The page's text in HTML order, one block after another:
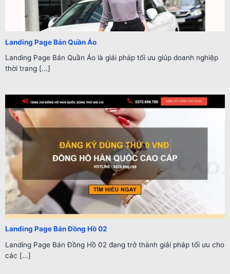
Landing Page Bán Quần Áo
Landing Page Bán Quần Áo là giải pháp tối ưu giúp doanh nghiệp
thời trang [...]
Landing Page Bán Đồng Hồ 02
Landing Page Bán Đồng Hồ 02 đang trở thành giải pháp tối ưu cho
các [...]